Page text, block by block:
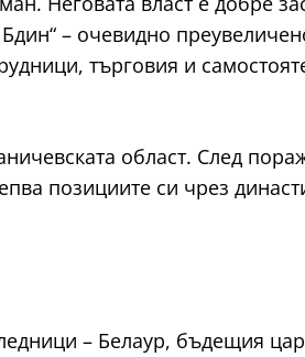
– очевидно
търговия и
област. След
позициите си чрез
– Белаур, бъдещия